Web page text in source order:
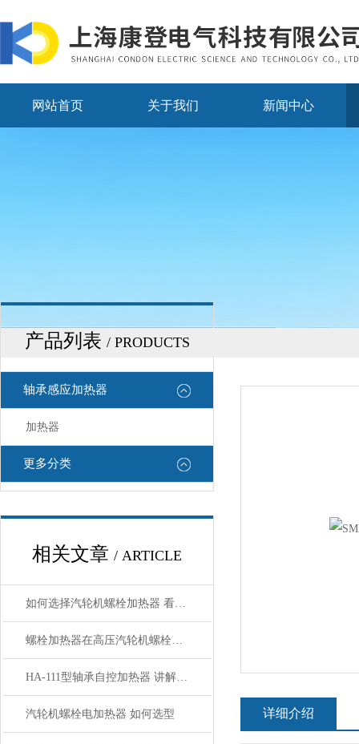
网站首页 关于我们 新闻中心
产品列表 / PRODUCTS
轴承感应加热器
加热器
更多分类
相关文章 / ARTICLE
如何选择汽轮机螺栓加热器 看了规格就明白了
螺栓加热器在高压汽轮机螺栓拆装中的应用
HA-111型轴承自控加热器 讲解使用方法
汽轮机螺栓电加热器 如何选型 详细介绍